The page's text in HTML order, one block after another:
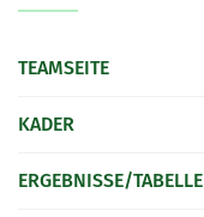
KONTAKT
TEAMSEITE
KADER
ERGEBNISSE/TABELLE